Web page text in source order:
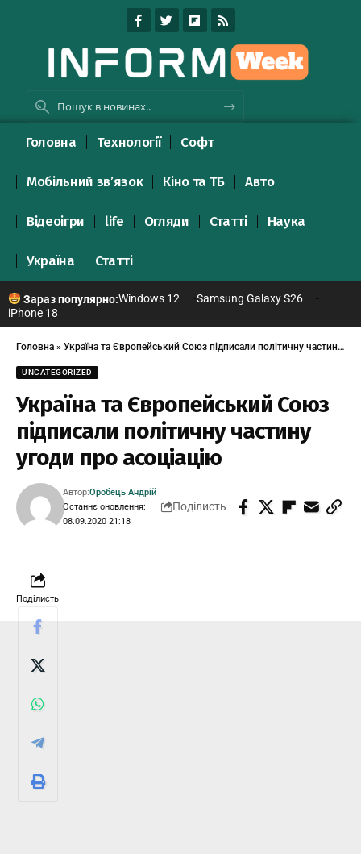
Головна Технології Софт
Мобільний зв’язок Кіно та ТБ Авто
Відеоігри life Огляди Статті Наука
Україна Статті
Зараз популярно:Windows 12
Samsung Galaxy S26
iPhone 18
Головна » Україна та Європейський Союз підписали політичну частину угоди про асоціацію
UNCATEGORIZED
Україна та Європейський Союз
підписали політичну частину
угоди про асоціацію
Останнє оновлення:
08.09.2020 21:18
Автор:Оробець Андрій
Поділисть
Поділисть